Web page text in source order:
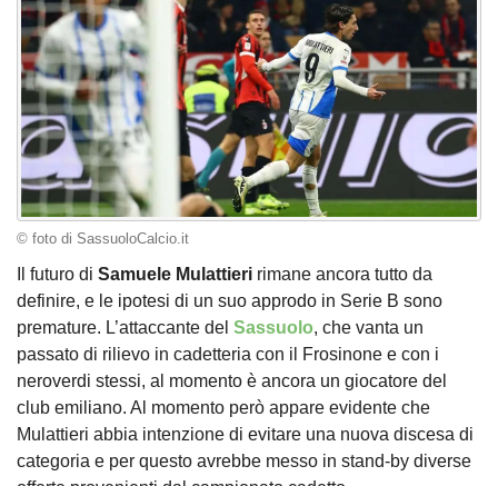
© foto di SassuoloCalcio.it
Il futuro di Samuele Mulattieri rimane ancora tutto da
definire, e le ipotesi di un suo approdo in Serie B sono
premature. L’attaccante del Sassuolo, che vanta un
passato di rilievo in cadetteria con il Frosinone e con i
neroverdi stessi, al momento è ancora un giocatore del
club emiliano. Al momento però appare evidente che
Mulattieri abbia intenzione di evitare una nuova discesa di
categoria e per questo avrebbe messo in stand-by diverse